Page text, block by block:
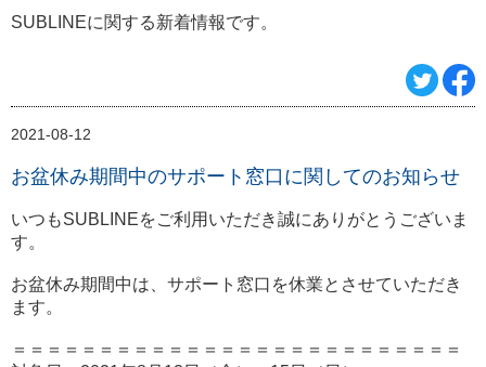
SUBLINEに関する新着情報です。
2021-08-12
お盆休み期間中のサポート窓口に関してのお知らせ
いつもSUBLINEをご利用いただき誠にありがとうございま
す。
お盆休み期間中は、サポート窓口を休業とさせていただき
ます。
＝＝＝＝＝＝＝＝＝＝＝＝＝＝＝＝＝＝＝＝＝＝＝＝＝＝